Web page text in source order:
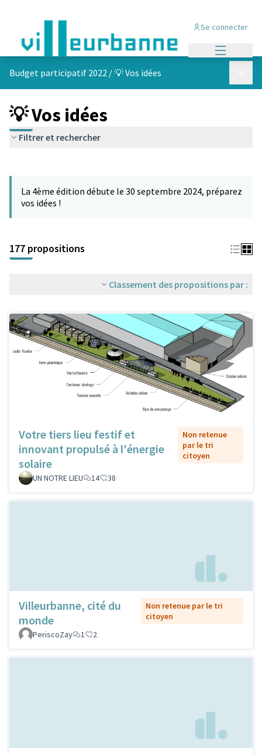
Se connecter
Budget participatif 2022 /💡 Vos idées
💡 Vos idées
Filtrer et rechercher
−
La 4ème édition débute le 30 septembre 2024, préparez
vos idées !
177 propositions
Classement des propositions par :
Votre tiers lieu festif et
innovant propulsé à l'énergie
solaire
Non retenue
par le tri
citoyen
UN NOTRE LIEU 14 38
Villeurbanne, cité du
monde
Non retenue par le tri
citoyen
PeriscoZay
1 2